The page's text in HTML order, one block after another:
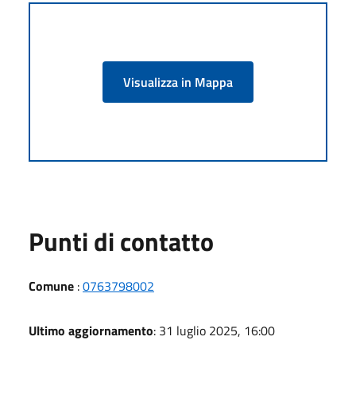
Visualizza in Mappa
Punti di contatto
Comune :0763798002
Ultimo aggiornamento: 31 luglio 2025, 16:00